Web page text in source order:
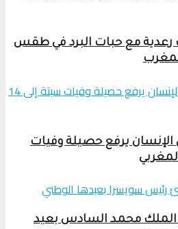
رعدية مع حبات البرد في طقس
يرفع حصيلة وفيات
الملك محمد السادس بعيد